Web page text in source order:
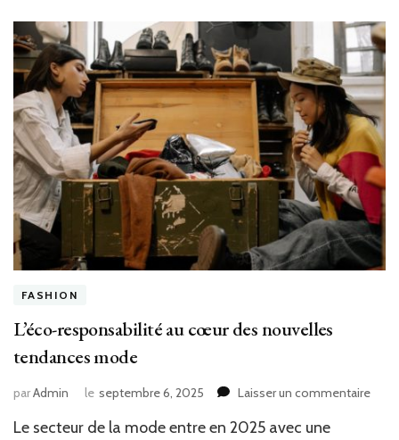
FASHION
L’éco-responsabilité au cœur des nouvelles
tendances mode
parAdmin le septembre 6, 2025 Laisser un commentairesur
Le secteur de la mode entre en 2025 avec une